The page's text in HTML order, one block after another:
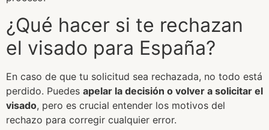
¿Qué hacer si te rechazan
el visado para España?
En caso de que tu solicitud sea rechazada, no todo está
perdido. Puedes apelar la decisión o volver a solicitar el
visado, pero es crucial entender los motivos del
rechazo para corregir cualquier error.